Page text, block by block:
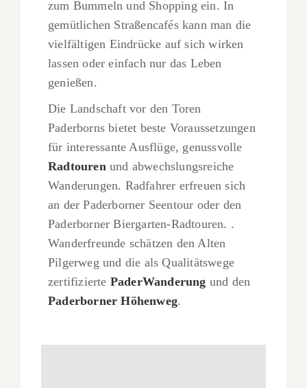
zum Bummeln und Shopping ein. In
gemütlichen Straßencafés kann man die
vielfältigen Eindrücke auf sich wirken
lassen oder einfach nur das Leben
genießen.
Die Landschaft vor den Toren
Paderborns bietet beste Voraussetzungen
für interessante Ausflüge, genussvolle
Radtourenund abwechslungsreiche
Wanderungen. Radfahrer erfreuen sich
an der Paderborner Seentour oder den
Paderborner Biergarten-Radtouren. .
Wanderfreunde schätzen den Alten
Pilgerweg und die als Qualitätswege
zertifizierte PaderWanderung und den
Paderborner Höhenweg.